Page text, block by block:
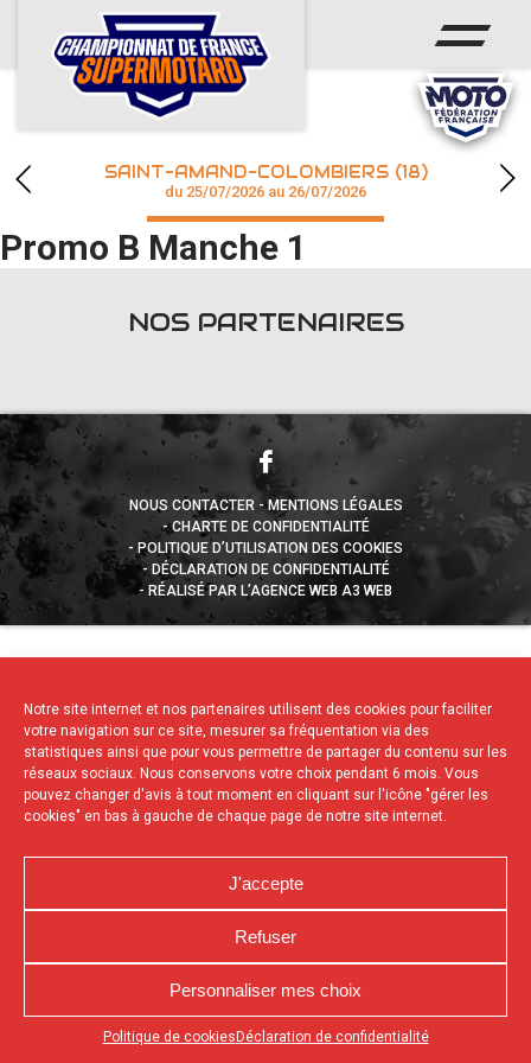
Notre site internet et nos partenaires utilisent des cookies pour faciliter
votre navigation sur ce site, mesurer sa fréquentation via des
statistiques ainsi que pour vous permettre de partager du contenu sur les
réseaux sociaux. Nous conservons votre choix pendant 6 mois. Vous
pouvez changer d'avis à tout moment en cliquant sur l'icône "gérer les
cookies" en bas à gauche de chaque page de notre site internet.
J'accepte
Refuser
Personnaliser mes choix
Politique de cookies Déclaration de confidentialité
Appuyez sur le bouton partager en bas de votre
ACCUEIL
ACTUS
CALENDRIER
CHAMPIONNAT
RÉSULTATS
SAINT-AMAND-COLOMBIERS (18)
du 25/07/2026 au 26/07/2026
Promo B Manche 1
NOS PARTENAIRES
NOUS CONTACTER
MENTIONS LÉGALES
CHARTE DE CONFIDENTIALITÉ
POLITIQUE D’UTILISATION DES COOKIES
DÉCLARATION DE CONFIDENTIALITÉ
RÉALISÉ PAR L’AGENCE WEB A3 WEB